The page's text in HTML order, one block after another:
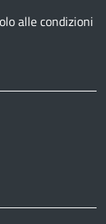
alle condizioni